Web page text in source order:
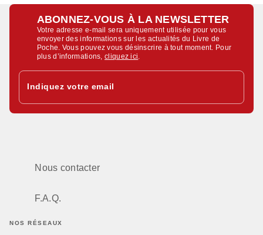
ABONNEZ-VOUS À LA NEWSLETTER
Votre adresse e-mail sera uniquement utilisée pour vous
envoyer des informations sur les actualités du Livre de
Poche. Vous pouvez vous désinscrire à tout moment. Pour
plus d’informations,cliquez ici
Indiquez votre email
Nous contacter
F.A.Q.
NOS RÉSEAUX